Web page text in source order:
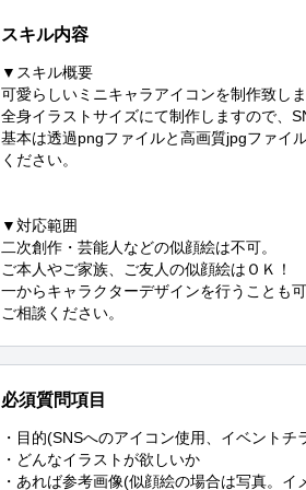
スキル内容
▼スキル概要
可愛らしいミニキャラアイコンを制作致し
全身イラストサイズにて制作しますので、
基本は透過pngファイルと高画質jpgファイ
ください。
▼対応範囲
二次創作・芸能人などの似顔絵は不可。
ご本人やご家族、ご友人の似顔絵はＯＫ！
一からキャラクターデザインを行うことも
ご相談ください。
必須質問項目
・目的(SNSへのアイコン使用、イベント
・どんなイラストが欲しいか
・あれば参考画像(似顔絵の場合は写真。